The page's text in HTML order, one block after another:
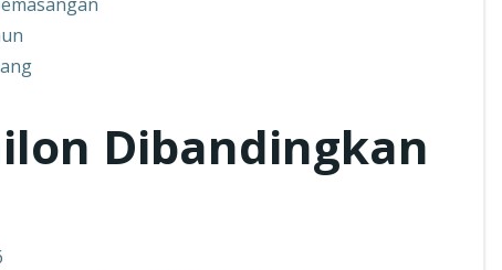
Dibandingkan